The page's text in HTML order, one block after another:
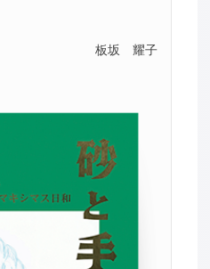
板坂 耀子